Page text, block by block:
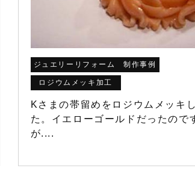
ジュエリーリフォーム 制作事例
ロジウムメッキ加工
Kさまの帯留めをロジウムメッキ
た。イエローゴールドだったので
が....